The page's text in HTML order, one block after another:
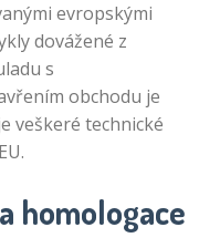
evropskými
dovážené z
s
obchodu je
veškeré technické
homologace